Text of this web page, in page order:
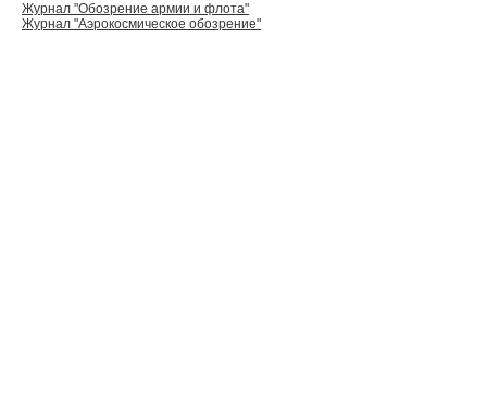
Журнал "Обозрение армии и флота"
Журнал "Аэрокосмическое обозрение"